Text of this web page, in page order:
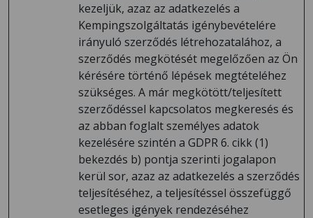
kezeljük, azaz az adatkezelés a
Kempingszolgáltatás igénybevételére
irányuló szerződés létrehozatalához, a
szerződés megkötését megelőzően az Ön
kérésére történő lépések megtételéhez
szükséges. A már megkötött/teljesített
szerződéssel kapcsolatos megkeresés és
az abban foglalt személyes adatok
kezelésére szintén a GDPR 6. cikk (1)
bekezdés b) pontja szerinti jogalapon
kerül sor, azaz az adatkezelés a szerződés
teljesítéséhez, a teljesítéssel összefüggő
esetleges igények rendezéséhez